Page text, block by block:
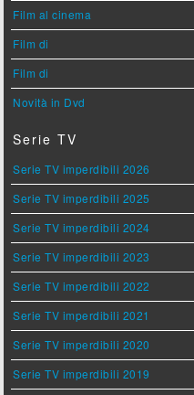
Film al cinema
Film di
Film di
Novità in Dvd
Serie TV
Serie TV imperdibili 2026
Serie TV imperdibili 2025
Serie TV imperdibili 2024
Serie TV imperdibili 2023
Serie TV imperdibili 2022
Serie TV imperdibili 2021
Serie TV imperdibili 2020
Serie TV imperdibili 2019